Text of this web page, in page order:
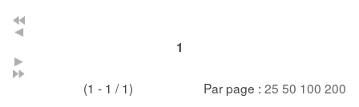
1
(1 - 1 / 1) Par page : 25 50 100 200